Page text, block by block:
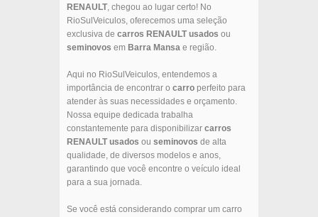
RENAULT, chegou ao lugar certo! No
RioSulVeiculos, oferecemos uma seleção
exclusiva de carros RENAULT usados ou
seminovos em Barra Mansa e região.
Aqui no RioSulVeiculos, entendemos a
importância de encontrar o carro perfeito para
atender às suas necessidades e orçamento.
Nossa equipe dedicada trabalha
constantemente para disponibilizar carros
RENAULT usados ou seminovos de alta
qualidade, de diversos modelos e anos,
garantindo que você encontre o veículo ideal
para a sua jornada.
Se você está considerando comprar um carro